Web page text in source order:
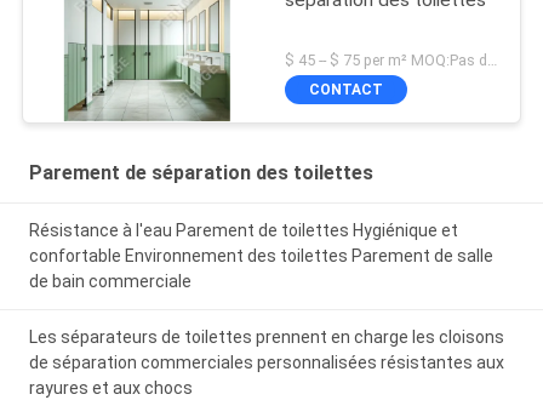
$ 45 -- $ 75 per m² MOQ:Pas de MOQ
CONTACT
Parement de séparation des toilettes
Résistance à l'eau Parement de toilettes Hygiénique et
confortable Environnement des toilettes Parement de salle
de bain commerciale
Les séparateurs de toilettes prennent en charge les cloisons
de séparation commerciales personnalisées résistantes aux
rayures et aux chocs